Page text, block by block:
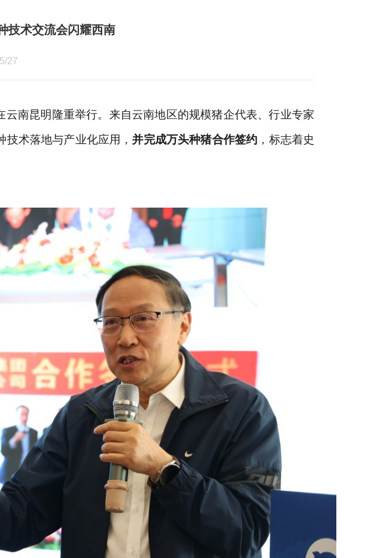
技术交流会闪耀西南
27
云南昆明隆重举行。来自云南地区的规模猪企代表、行业专家
技术落地与产业化应用， 并完成万头种猪合作签约 ，标志着史